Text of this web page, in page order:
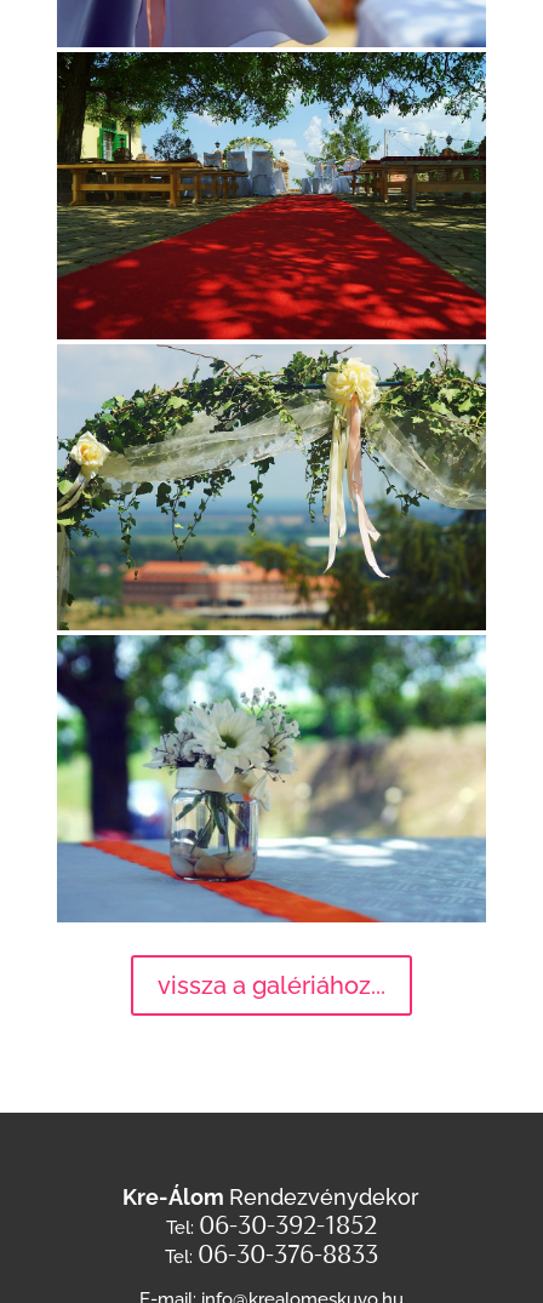
vissza a galériához...
Kre-Álom Rendezvénydekor
Tel: 06-30-392-1852
Tel: 06-30-376-8833